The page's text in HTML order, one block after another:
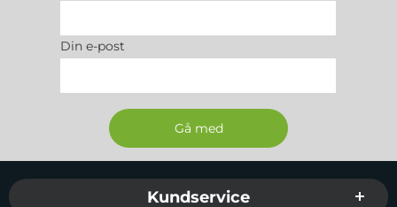
Din e-post
Sidfot Blandad info och länkar
Kundservice